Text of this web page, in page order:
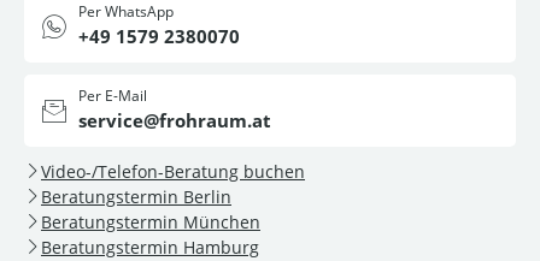
Per WhatsApp
+49 1579 2380070
Per E-Mail
service@frohraum.at
Video-/Telefon-Beratung buchen
Beratungstermin Berlin
Beratungstermin München
Beratungstermin Hamburg